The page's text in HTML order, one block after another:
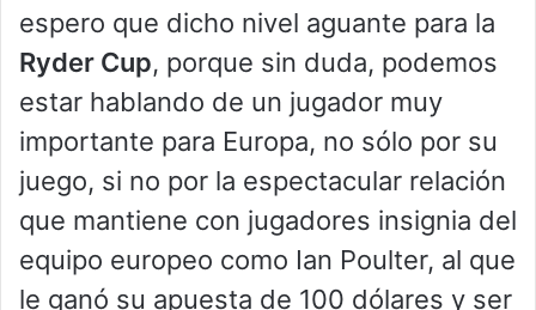
espero que dicho nivel aguante para la
Ryder Cup, porque sin duda, podemos
estar hablando de un jugador muy
importante para Europa, no sólo por su
juego, si no por la espectacular relación
que mantiene con jugadores insignia del
equipo europeo como Ian Poulter, al que
le ganó su apuesta de 100 dólares y ser